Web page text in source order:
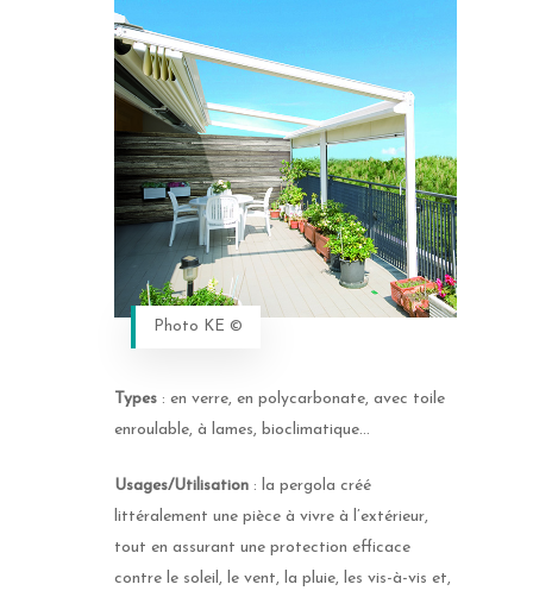
Photo KE ©
Types : en verre, en polycarbonate, avec toile
enroulable, à lames, bioclimatique…
Usages/Utilisation : la pergola créé
littéralement une pièce à vivre à l’extérieur,
tout en assurant une protection efficace
contre le soleil, le vent, la pluie, les vis-à-vis et,